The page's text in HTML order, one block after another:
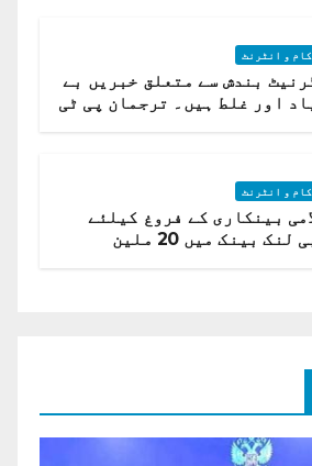
و انٹرنٹ
بندش سے متعلق خبریں بے
بنیاد اور غلط ہیں۔ ترجمان پی ٹی
و انٹرنٹ
بینکاری کے فروغ کیلئے
موبی لنک بینک میں 20 ملین